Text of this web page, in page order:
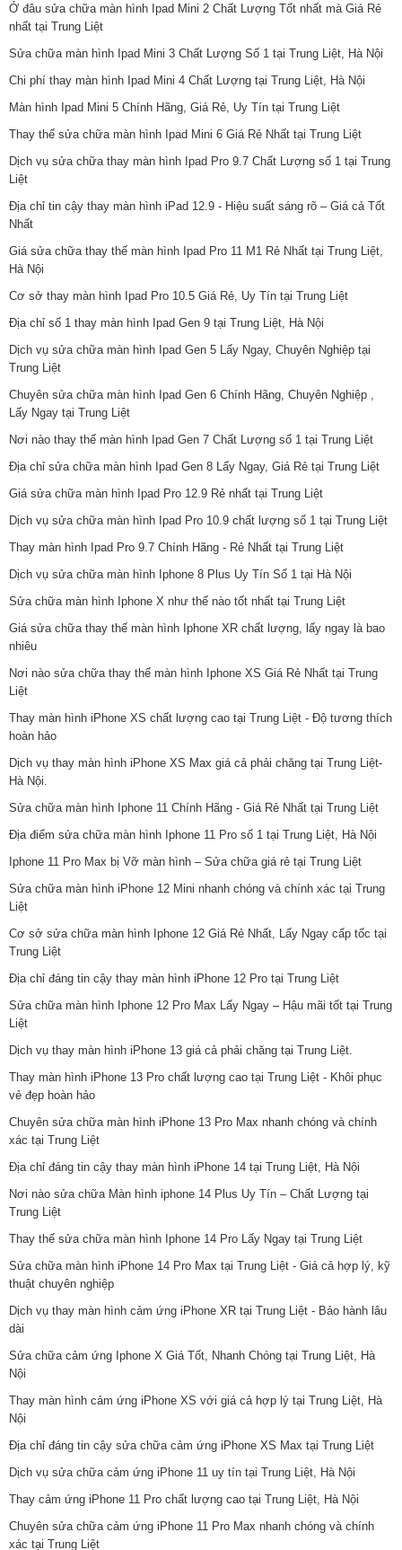
Ở đâu sửa chữa màn hình Ipad Mini 2 Chất Lượng Tốt nhất mà Giá Rẻ
nhất tại Trung Liệt
Sửa chữa màn hình Ipad Mini 3 Chất Lượng Số 1 tại Trung Liệt, Hà Nội
Chi phí thay màn hình Ipad Mini 4 Chất Lượng tại Trung Liệt, Hà Nội
Màn hình Ipad Mini 5 Chính Hãng, Giá Rẻ, Uy Tín tại Trung Liệt
Thay thế sửa chữa màn hình Ipad Mini 6 Giá Rẻ Nhất tại Trung Liệt
Dịch vụ sửa chữa thay màn hình Ipad Pro 9.7 Chất Lượng số 1 tại Trung
Liệt
Địa chỉ tin cậy thay màn hình iPad 12.9 - Hiệu suất sáng rõ – Giá cả Tốt
Nhất
Giá sửa chữa thay thế màn hình Ipad Pro 11 M1 Rẻ Nhất tại Trung Liệt,
Hà Nội
Cơ sở thay màn hình Ipad Pro 10.5 Giá Rẻ, Uy Tín tại Trung Liệt
Địa chỉ số 1 thay màn hình Ipad Gen 9 tại Trung Liệt, Hà Nội
Dịch vụ sửa chữa màn hình Ipad Gen 5 Lấy Ngay, Chuyên Nghiệp tại
Trung Liệt
Chuyên sửa chữa màn hình Ipad Gen 6 Chính Hãng, Chuyên Nghiệp ,
Lấy Ngay tại Trung Liệt
Nơi nào thay thế màn hình Ipad Gen 7 Chất Lượng số 1 tại Trung Liệt
Địa chỉ sửa chữa màn hình Ipad Gen 8 Lấy Ngay, Giá Rẻ tại Trung Liệt
Giá sửa chữa màn hình Ipad Pro 12.9 Rẻ nhất tại Trung Liệt
Dịch vụ sửa chữa màn hình Ipad Pro 10.9 chất lượng số 1 tại Trung Liệt
Thay màn hình Ipad Pro 9.7 Chính Hãng - Rẻ Nhất tại Trung Liệt
Dịch vụ sửa chữa màn hình Iphone 8 Plus Uy Tín Số 1 tại Hà Nội
Sửa chữa màn hình Iphone X như thế nào tốt nhất tại Trung Liệt
Giá sửa chữa thay thế màn hình Iphone XR chất lượng, lấy ngay là bao
nhiêu
Nơi nào sửa chữa thay thế màn hình Iphone XS Giá Rẻ Nhất tại Trung
Liệt
Thay màn hình iPhone XS chất lượng cao tại Trung Liệt - Độ tương thích
hoàn hảo
Dịch vụ thay màn hình iPhone XS Max giá cả phải chăng tại Trung Liệt-
Hà Nội.
Sửa chữa màn hình Iphone 11 Chính Hãng - Giá Rẻ Nhất tại Trung Liệt
Địa điểm sửa chữa màn hình Iphone 11 Pro số 1 tại Trung Liệt, Hà Nội
Iphone 11 Pro Max bị Vỡ màn hình – Sửa chữa giá rẻ tại Trung Liệt
Sửa chữa màn hình iPhone 12 Mini nhanh chóng và chính xác tại Trung
Liệt
Cơ sở sửa chữa màn hình Iphone 12 Giá Rẻ Nhất, Lấy Ngay cấp tốc tại
Trung Liệt
Địa chỉ đáng tin cậy thay màn hình iPhone 12 Pro tại Trung Liệt
Sửa chữa màn hình Iphone 12 Pro Max Lấy Ngay – Hậu mãi tốt tại Trung
Liệt
Dịch vụ thay màn hình iPhone 13 giá cả phải chăng tại Trung Liệt.
Thay màn hình iPhone 13 Pro chất lượng cao tại Trung Liệt - Khôi phục
vẻ đẹp hoàn hảo
Chuyên sửa chữa màn hình iPhone 13 Pro Max nhanh chóng và chính
xác tại Trung Liệt
Địa chỉ đáng tin cậy thay màn hình iPhone 14 tại Trung Liệt, Hà Nội
Nơi nào sửa chữa Màn hình iphone 14 Plus Uy Tín – Chất Lượng tại
Trung Liệt
Thay thế sửa chữa màn hình Iphone 14 Pro Lấy Ngay tại Trung Liệt
Sửa chữa màn hình iPhone 14 Pro Max tại Trung Liệt - Giá cả hợp lý, kỹ
thuật chuyên nghiệp
Dịch vụ thay màn hình cảm ứng iPhone XR tại Trung Liệt - Bảo hành lâu
dài
Sửa chữa cảm ứng Iphone X Giá Tốt, Nhanh Chóng tại Trung Liệt, Hà
Nội
Thay màn hình cảm ứng iPhone XS với giá cả hợp lý tại Trung Liệt, Hà
Nội
Địa chỉ đáng tin cậy sửa chữa cảm ứng iPhone XS Max tại Trung Liệt
Dịch vụ sửa chữa cảm ứng iPhone 11 uy tín tại Trung Liệt, Hà Nội
Thay cảm ứng iPhone 11 Pro chất lượng cao tại Trung Liệt, Hà Nội
Chuyên sửa chữa cảm ứng iPhone 11 Pro Max nhanh chóng và chính
xác tại Trung Liệt